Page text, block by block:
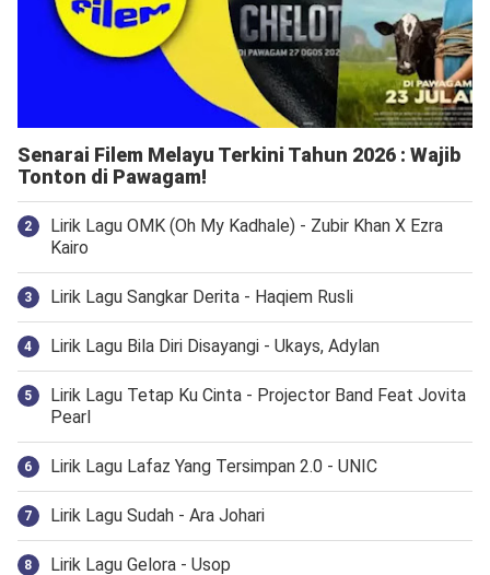
Senarai Filem Melayu Terkini Tahun 2026 : Wajib
Tonton di Pawagam!
Lirik Lagu OMK (Oh My Kadhale) - Zubir Khan X Ezra
Kairo
Lirik Lagu Sangkar Derita - Haqiem Rusli
Lirik Lagu Bila Diri Disayangi - Ukays, Adylan
Lirik Lagu Tetap Ku Cinta - Projector Band Feat Jovita
Pearl
Lirik Lagu Lafaz Yang Tersimpan 2.0 - UNIC
Lirik Lagu Sudah - Ara Johari
Lirik Lagu Gelora - Usop